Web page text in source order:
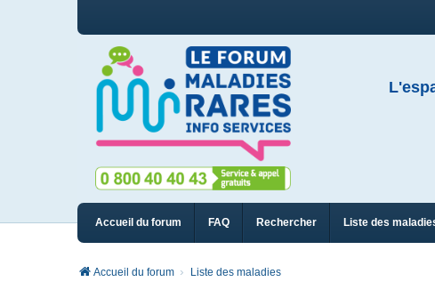
Accueil du forum FAQ Rechercher Liste des
Accueil du forum Liste des maladies